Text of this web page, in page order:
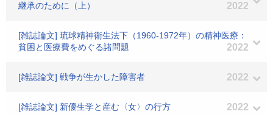
継承のために（上）
2022
[雑誌論文] 琉球精神衛生法下（1960-1972年）の精神医療：
貧困と医療費をめぐる諸問題
2022
[雑誌論文] 戦争が生かした障害者 2022
[雑誌論文] 新優生学と産む〈女〉の行方 2022